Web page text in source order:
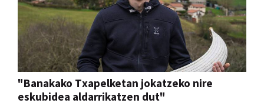
"Banakako Txapelketan jokatzeko nire
eskubidea aldarrikatzen dut"